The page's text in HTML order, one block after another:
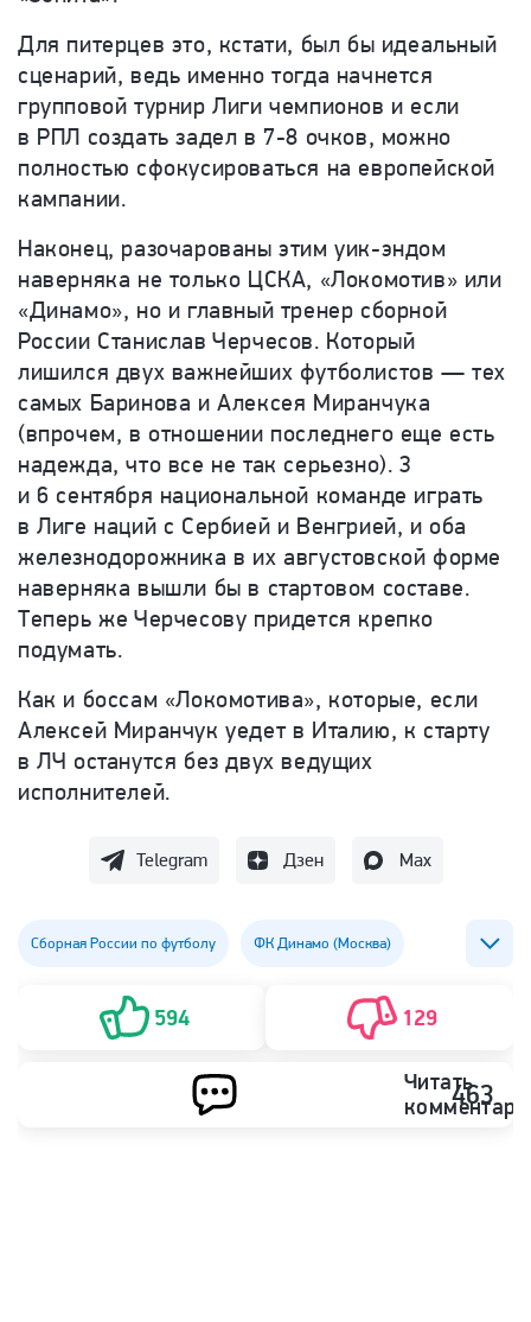
Для питерцев это, кстати, был бы идеальный
сценарий, ведь именно тогда начнется
групповой турнир Лиги чемпионов и если
в РПЛ создать задел в 7-8 очков, можно
полностью сфокусироваться на европейской
кампании.
Наконец, разочарованы этим уик-эндом
наверняка не только ЦСКА, «Локомотив» или
«Динамо», но и главный тренер сборной
России Станислав Черчесов. Который
лишился двух важнейших футболистов — тех
самых Баринова и Алексея Миранчука
(впрочем, в отношении последнего еще есть
надежда, что все не так серьезно). 3
и 6 сентября национальной команде играть
в Лиге наций с Сербией и Венгрией, и оба
железнодорожника в их августовской форме
наверняка вышли бы в стартовом составе.
Теперь же Черчесову придется крепко
подумать.
Как и боссам «Локомотива», которые, если
Алексей Миранчук уедет в Италию, к старту
в ЛЧ останутся без двух ведущих
исполнителей.
Telegram Дзен Max
Сборная России по футболу ФК Динамо (Москва)
ФК Краснодар ФК Локомотив (Москва)
ФК Спартак (Москва)
594 129
Читать463